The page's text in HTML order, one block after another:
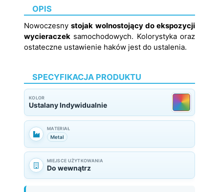
OPIS
Nowoczesnystojak wolnostojący do ekspozycji
wycieraczek samochodowych. Kolorystyka oraz
ostateczne ustawienie haków jest do ustalenia.
SPECYFIKACJA PRODUKTU
KOLOR
Ustalany Indywidualnie
MATERIAŁ
Metal
MIEJSCE UŻYTKOWANIA
Do wewnątrz